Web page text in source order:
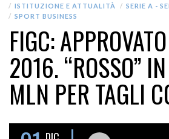
ISTITUZIONE E ATTUALITÀ
SERIE A -
SPORT BUSINESS
FIGC:
2016. “ROSSO”
MLN PER TAGLI